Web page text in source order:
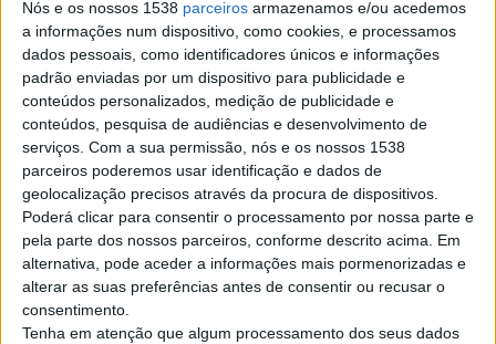
Nós e os nossos 1538 parceiros armazenamos e/ou acedemos
a informações num dispositivo, como cookies, e processamos
dados pessoais, como identificadores únicos e informações
padrão enviadas por um dispositivo para publicidade e
conteúdos personalizados, medição de publicidade e
conteúdos, pesquisa de audiências e desenvolvimento de
serviços. Com a sua permissão, nós e os nossos 1538
parceiros poderemos usar identificação e dados de
geolocalização precisos através da procura de dispositivos.
Poderá clicar para consentir o processamento por nossa parte e
pela parte dos nossos parceiros, conforme descrito acima. Em
alternativa, pode aceder a informações mais pormenorizadas e
alterar as suas preferências antes de consentir ou recusar o
consentimento.
Tenha em atenção que algum processamento dos seus dados
Desculpe, mas não houve resultados para sua busca. Se
quer enviar um anúncio -
clique aqui
Top cidades
Lisboa
Porto